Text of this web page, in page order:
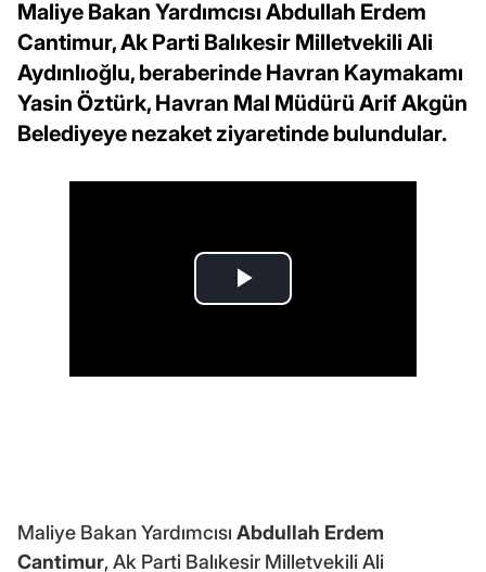
Maliye Bakan Yardımcısı Abdullah Erdem
Cantimur, Ak Parti Balıkesir Milletvekili Ali
Aydınlıoğlu, beraberinde Havran Kaymakamı
Yasin Öztürk, Havran Mal Müdürü Arif Akgün
Belediyeye nezaket ziyaretinde bulundular.
Maliye Bakan Yardımcısı Abdullah Erdem
Cantimur, Ak Parti Balıkesir Milletvekili Ali